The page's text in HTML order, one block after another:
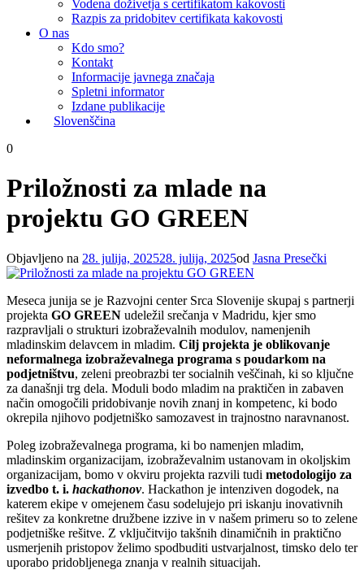
Vodena doživetja s certifikatom kakovosti
Razpis za pridobitev certifikata kakovosti
O nas
Kdo smo?
Kontakt
Informacije javnega značaja
Spletni informator
Izdane publikacije
Slovenščina
0
Priložnosti za mlade na
projektu GO GREEN
Objavljeno na 28. julija, 202528. julija, 2025od Jasna Presečki
Meseca junija se je Razvojni center Srca Slovenije skupaj s partnerji
projekta GO GREEN udeležil srečanja v Madridu, kjer smo
razpravljali o strukturi izobraževalnih modulov, namenjenih
mladinskim delavcem in mladim. Cilj projekta je oblikovanje
neformalnega izobraževalnega programa s poudarkom na
podjetništvu, zeleni preobrazbi ter socialnih veščinah, ki so ključne
za današnji trg dela. Moduli bodo mladim na praktičen in zabaven
način omogočili pridobivanje novih znanj in kompetenc, ki bodo
okrepila njihovo podjetniško samozavest in trajnostno naravnanost.
Poleg izobraževalnega programa, ki bo namenjen mladim,
mladinskim organizacijam, izobraževalnim ustanovam in okoljskim
organizacijam, bomo v okviru projekta razvili tudi metodologijo za
izvedbo t. i. hackathonov. Hackathon je intenziven dogodek, na
katerem ekipe v omejenem času sodelujejo pri iskanju inovativnih
rešitev za konkretne družbene izzive in v našem primeru so to zelene
podjetniške rešitve. Z vključitvijo takšnih dinamičnih in praktično
usmerjenih pristopov želimo spodbuditi ustvarjalnost, timsko delo ter
uporabo pridobljenega znanja v realnih situacijah.